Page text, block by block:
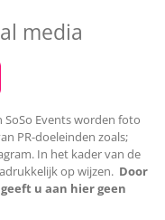
media
Events worden foto
PR-doeleinden zoals;
In het kader van de
op wijzen. Door
u aan hier geen